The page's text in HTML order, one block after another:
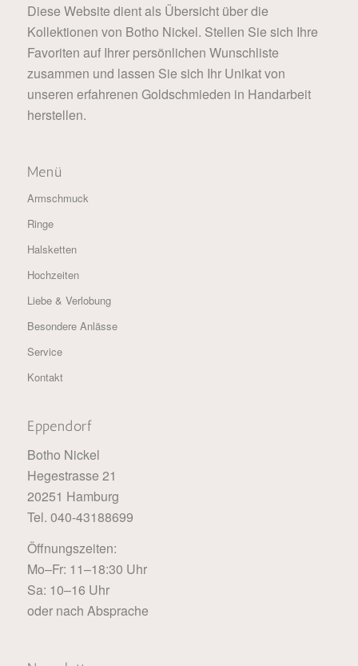
Diese Website dient als Übersicht über die
Kollektionen von Botho Nickel. Stellen Sie sich Ihre
Favoriten auf Ihrer persönlichen Wunschliste
zusammen und lassen Sie sich Ihr Unikat von
unseren erfahrenen Goldschmieden in Handarbeit
herstellen.
Menü
Armschmuck
Ringe
Halsketten
Hochzeiten
Liebe & Verlobung
Besondere Anlässe
Service
Kontakt
Eppendorf
Botho Nickel
Hegestrasse 21
20251 Hamburg
Tel. 040-43188699
Öffnungszeiten:
Mo–Fr: 11–18:30 Uhr
Sa: 10–16 Uhr
oder nach Absprache